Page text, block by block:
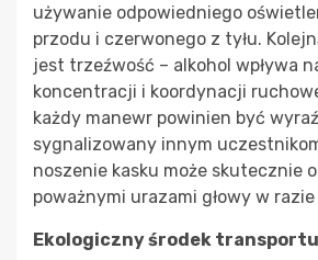
używanie odpowiedniego
przodu i czerwonego z tyłu.
jest trzeźwość – alkohol wpływa
koncentracji i koordynacji
każdy manewr powinien być
sygnalizowany innym
noszenie kasku może skutecznie
poważnymi urazami głowy w
Ekologiczny środek transportu